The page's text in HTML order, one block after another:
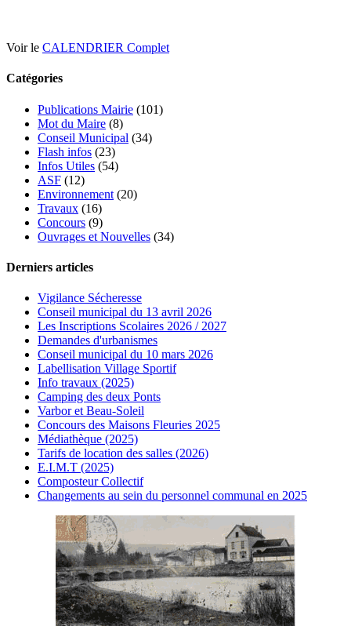
Voir le CALENDRIER Complet
Catégories
Publications Mairie (101)
Mot du Maire (8)
Conseil Municipal (34)
Flash infos (23)
Infos Utiles (54)
ASF (12)
Environnement (20)
Travaux (16)
Concours (9)
Ouvrages et Nouvelles (34)
Derniers articles
Vigilance Sécheresse
Conseil municipal du 13 avril 2026
Les Inscriptions Scolaires 2026 / 2027
Demandes d'urbanismes
Conseil municipal du 10 mars 2026
Labellisation Village Sportif
Info travaux (2025)
Camping des deux Ponts
Varbor et Beau-Soleil
Concours des Maisons Fleuries 2025
Médiathèque (2025)
Tarifs de location des salles (2026)
E.I.M.T (2025)
Composteur Collectif
Changements au sein du personnel communal en 2025